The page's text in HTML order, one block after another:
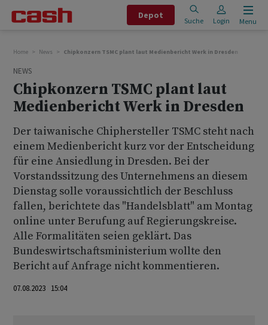
Depot
Suche Login Menu
Home News Chipkonzern TSMC plant laut Medienbericht Werk in Dresden
NEWS
Chipkonzern TSMC plant laut
Medienbericht Werk in Dresden
Der taiwanische Chiphersteller TSMC steht nach
einem Medienbericht kurz vor der Entscheidung
für eine Ansiedlung in Dresden. Bei der
Vorstandssitzung des Unternehmens an diesem
Dienstag solle voraussichtlich der Beschluss
fallen, berichtete das "Handelsblatt" am Montag
online unter Berufung auf Regierungskreise.
Alle Formalitäten seien geklärt. Das
Bundeswirtschaftsministerium wollte den
Bericht auf Anfrage nicht kommentieren.
07.08.2023 15:04